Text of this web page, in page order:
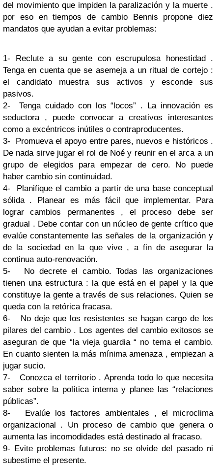
del movimiento que impiden la paralización y la muerte .
por eso en tiempos de cambio Bennis propone diez
mandatos que ayudan a evitar problemas:
1- Reclute a su gente con escrupulosa honestidad .
Tenga en cuenta que se asemeja a un ritual de cortejo :
el candidato muestra sus activos y esconde sus
pasivos.
2- Tenga cuidado con los “locos” . La innovación es
seductora , puede convocar a creativos interesantes
como a excéntricos inútiles o contraproducentes.
3- Promueva el apoyo entre pares, nuevos e históricos .
De nada sirve jugar el rol de Noé y reunir en el arca a un
grupo de elegidos para empezar de cero. No puede
haber cambio sin continuidad.
4- Planifique el cambio a partir de una base conceptual
sólida . Planear es más fácil que implementar. Para
lograr cambios permanentes , el proceso debe ser
gradual . Debe contar con un núcleo de gente crítico que
evalúe constantemente las señales de la organización y
de la sociedad en la que vive , a fin de asegurar la
continua auto-renovación.
5- No decrete el cambio. Todas las organizaciones
tienen una estructura : la que está en el papel y la que
constituye la gente a través de sus relaciones. Quien se
queda con la retórica fracasa.
6- No deje que los resistentes se hagan cargo de los
pilares del cambio . Los agentes del cambio exitosos se
aseguran de que “la vieja guardia “ no tema el cambio.
En cuanto sienten la más mínima amenaza , empiezan a
jugar sucio.
7- Conozca el territorio . Aprenda todo lo que necesita
saber sobre la política interna y planee las “relaciones
públicas”.
8- Evalúe los factores ambientales , el microclima
organizacional . Un proceso de cambio que genera o
aumenta las incomodidades está destinado al fracaso.
9- Evite problemas futuros: no se olvide del pasado ni
subestime el presente.